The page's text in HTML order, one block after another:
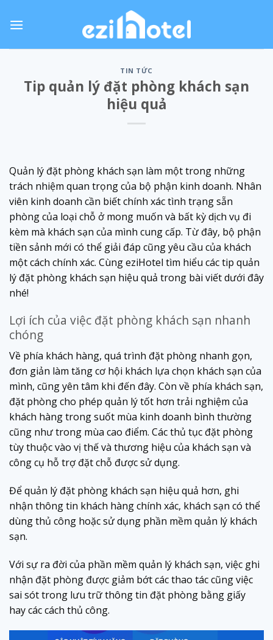
TIN TỨC
Tip quản lý đặt phòng khách sạn
hiệu quả
Quản lý đặt phòng khách sạn làm một trong những
trách nhiệm quan trọng của bộ phận kinh doanh. Nhân
viên kinh doanh cần biết chính xác tình trạng sẵn
phòng của loại chỗ ở mong muốn và bất kỳ dịch vụ đi
kèm mà khách sạn của mình cung cấp. Từ đây, bộ phận
tiền sảnh mới có thể giải đáp cũng yêu cầu của khách
một cách chính xác. Cùng eziHotel tìm hiểu các tip quản
lý đặt phòng khách sạn hiệu quả trong bài viết dưới đây
nhé!
Lợi ích của việc đặt phòng khách sạn nhanh
chóng
Về phía khách hàng, quá trình đặt phòng nhanh gọn,
đơn giản làm tăng cơ hội khách lựa chọn khách sạn của
mình, cũng yên tâm khi đến đây. Còn về phía khách sạn,
đặt phòng cho phép quản lý tốt hơn trải nghiệm của
khách hàng trong suốt mùa kinh doanh bình thường
cũng như trong mùa cao điểm. Các thủ tục đặt phòng
tùy thuộc vào vị thế và thương hiệu của khách sạn và
công cụ hỗ trợ đặt chỗ được sử dụng.
Để quản lý đặt phòng khách sạn hiệu quả hơn, ghi
nhận thông tin khách hàng chính xác, khách sạn có thể
dùng thủ công hoặc sử dụng phần mềm quản lý khách
sạn.
Với sự ra đời của phần mềm quản lý khách sạn, việc ghi
nhận đặt phòng được giảm bớt các thao tác cũng việc
sai sót trong lưu trữ thông tin đặt phòng bằng giấy
hay các cách thủ công.